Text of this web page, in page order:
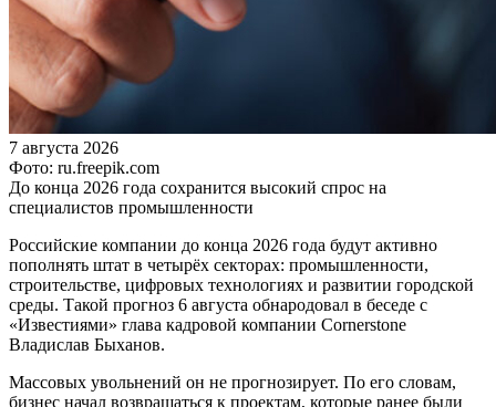
7 августа 2026
Фото: ru.freepik.com
До конца 2026 года сохранится высокий спрос на
специалистов промышленности
Российские компании до конца 2026 года будут активно
пополнять штат в четырёх секторах: промышленности,
строительстве, цифровых технологиях и развитии городской
среды. Такой прогноз 6 августа обнародовал в беседе с
«Известиями» глава кадровой компании Cornerstone
Владислав Быханов.
Массовых увольнений он не прогнозирует. По его словам,
бизнес начал возвращаться к проектам, которые ранее были